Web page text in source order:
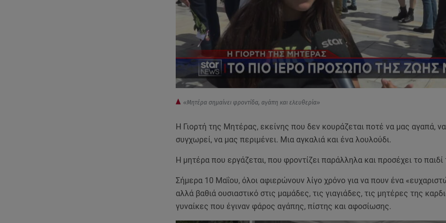
«Μητέρα σημαίνει φροντίδα, αγάπη και ελευθερία»
Η Γιορτή της Μητέρας, εκείνης που δεν κουράζεται ποτέ να μας αγαπά,
συγχωρεί, να μας περιμένει. Μια αγκαλιά και ένα λουλούδι.
Η μητέρα που εργάζεται, που φροντίζει παράλληλα και προσέχει το παιδί
Σήμερα 10 Μαΐου, όλοι αφιερώνουν λίγο χρόνο για να πουν ένα
αλλά βαθιά ουσιαστικό στις μαμάδες, τις γιαγιάδες, τις μητέρες της
γυναίκες που έγιναν φάρος αγάπης, πίστης και αφοσίωσης.